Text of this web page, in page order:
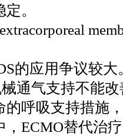
。
应用争议较大
通气支持不能
呼吸支持措施
ECMO替代治